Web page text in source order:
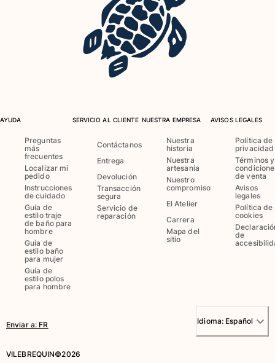
Pantalones cortos
Camisetas
Ver todo Pret-a-porter
Accesorios
Ver todo Accesorios
Sombreros y Gorras
Gorra
Gorro
Ver todo Sombreros y Gorras
Toallas & pareo
Toallas
Ver todo Toallas & pareo
AYUDA
Preguntas
más
frecuentes
Localizar mi
pedido
Instrucciones
de cuidado
Guía de
estilo traje
de baño para
hombre
Guía de
estilo baño
para mujer
Guía de
estilo polos
para hombre
SERVICIO AL CLIENTE
Contáctanos
Entrega
Devolución
Transacción
segura
Servicio de
reparación
NUESTRA EMPRESA
Nuestra
historia
Nuestra
artesanía
Nuestro
compromiso
El Atelier
Carrera
Mapa del
sitio
AVISOS LEGALES
Política de
privacidad
Términos y
de venta
Avisos
legales
Política de
cookies
de
Enviar a: FR Idioma: Español
VILEBREQUIN©2026